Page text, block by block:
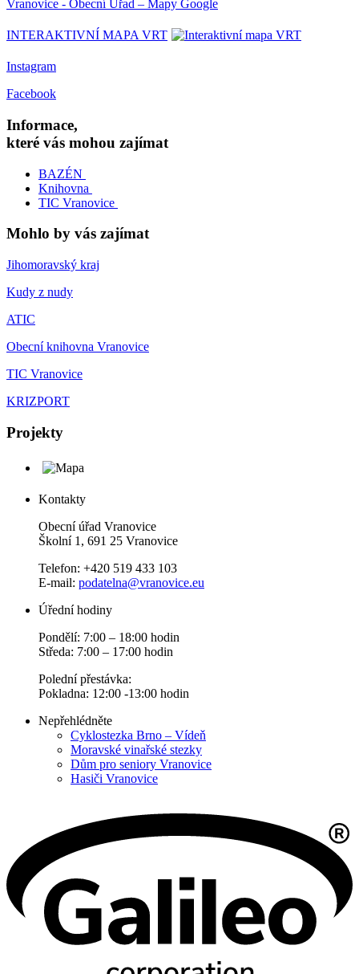
Vranovice - Obecní Úřad – Mapy Google
INTERAKTIVNÍ MAPA VRT
Instagram
Facebook
Informace,
které vás mohou zajímat
BAZÉN
Knihovna
TIC Vranovice
Mohlo by vás zajímat
Jihomoravský kraj
Kudy z nudy
ATIC
Obecní knihovna Vranovice
TIC Vranovice
KRIZPORT
Projekty
Kontakty
Obecní úřad Vranovice
Školní 1, 691 25 Vranovice
Telefon: +420 519 433 103
E-mail: podatelna@vranovice.eu
Úřední hodiny
Pondělí: 7:00 – 18:00 hodin
Středa: 7:00 – 17:00 hodin
Polední přestávka:
Pokladna: 12:00 -13:00 hodin
Nepřehlédněte
Cyklostezka Brno – Vídeň
Moravské vinařské stezky
Dům pro seniory Vranovice
Hasiči Vranovice